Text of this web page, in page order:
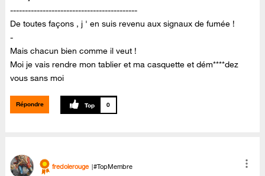
-------------------------------------------
De toutes façons , j ' en suis revenu aux signaux de fumée !
-
Mais chacun bien comme il veut !
Moi je vais rendre mon tablier et ma casquette et dém****dez
vous sans moi
Répondre 0
fredolerouge #TopMembre